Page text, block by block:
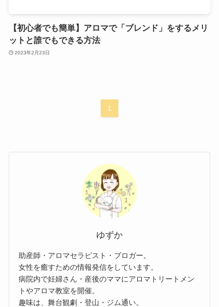
【初心者でも簡単】アロマで「ブレンド」をするメリ
ットと誰でもできる方法
2023年2月23日
1
ゆずか
助産師・アロマセラピスト・ブロガー。
女性を癒すための情報発信をしています。
病院内で妊婦さん・産後のママにアロマトリートメン
トやアロマ教室を開催。
趣味は、舞台観劇・登山・ジム通い。